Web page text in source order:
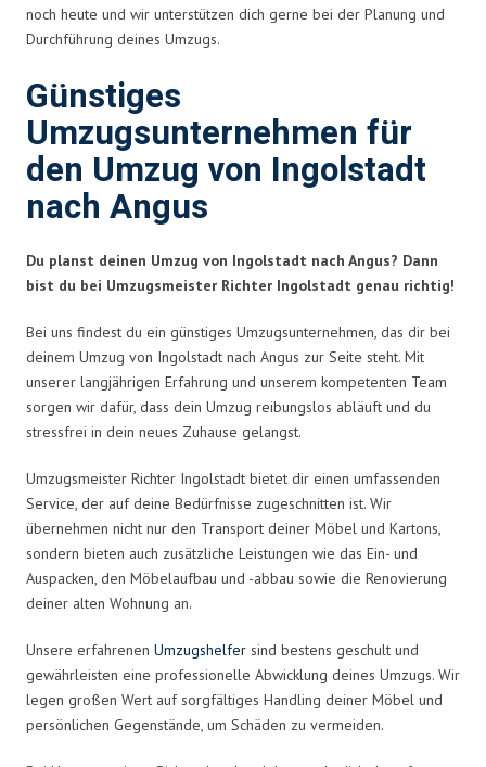
noch heute und wir unterstützen dich gerne bei der Planung und
Durchführung deines Umzugs.
Günstiges
Umzugsunternehmen für
den Umzug von Ingolstadt
nach Angus
Du planst deinen Umzug von Ingolstadt nach Angus? Dann
bist du bei Umzugsmeister Richter Ingolstadt genau richtig!
Bei uns findest du ein günstiges Umzugsunternehmen, das dir bei
deinem Umzug von Ingolstadt nach Angus zur Seite steht. Mit
unserer langjährigen Erfahrung und unserem kompetenten Team
sorgen wir dafür, dass dein Umzug reibungslos abläuft und du
stressfrei in dein neues Zuhause gelangst.
Umzugsmeister Richter Ingolstadt bietet dir einen umfassenden
Service, der auf deine Bedürfnisse zugeschnitten ist. Wir
übernehmen nicht nur den Transport deiner Möbel und Kartons,
sondern bieten auch zusätzliche Leistungen wie das Ein- und
Auspacken, den Möbelaufbau und -abbau sowie die Renovierung
deiner alten Wohnung an.
Unsere erfahrenen Umzugshelfer sind bestens geschult und
gewährleisten eine professionelle Abwicklung deines Umzugs. Wir
legen großen Wert auf sorgfältiges Handling deiner Möbel und
persönlichen Gegenstände, um Schäden zu vermeiden.